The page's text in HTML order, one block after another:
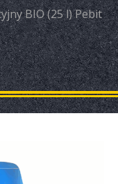
BIO (25 l) Pebit